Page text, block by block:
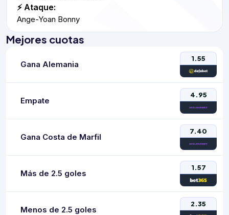
⚡ Ataque:
Ange-Yoan Bonny
Mejores cuotas
Gana Alemania
1.55
Empate
4.95
Gana Costa de Marfil
7.40
Más de 2.5 goles
1.57
Menos de 2.5 goles
2.35